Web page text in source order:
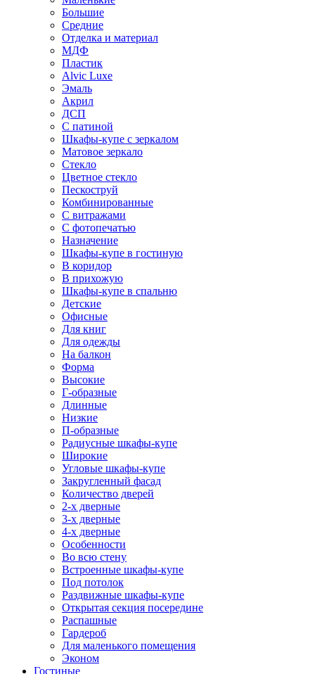
Большие
Средние
Отделка и материал
МДФ
Пластик
Alvic Luxe
Эмаль
Акрил
ДСП
С патиной
Шкафы-купе с зеркалом
Матовое зеркало
Стекло
Цветное стекло
Пескоструй
Комбинированные
С витражами
С фотопечатью
Назначение
Шкафы-купе в гостиную
В коридор
В прихожую
Шкафы-купе в спальню
Детские
Офисные
Для книг
Для одежды
На балкон
Форма
Высокие
Г-образные
Длинные
Низкие
П-образные
Радиусные шкафы-купе
Широкие
Угловые шкафы-купе
Закругленный фасад
Количество дверей
2-х дверные
3-х дверные
4-х дверные
Особенности
Во всю стену
Встроенные шкафы-купе
Под потолок
Раздвижные шкафы-купе
Открытая секция посередине
Распашные
Гардероб
Для маленького помещения
Эконом
Гостиные